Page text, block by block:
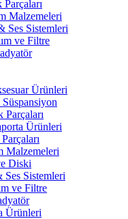
Malzemeleri
Ses Sistemleri
ve Filtre
Ürünleri
Ürünleri
Malzemeleri
Diski
Sistemleri
ve Filtre
Ürünleri